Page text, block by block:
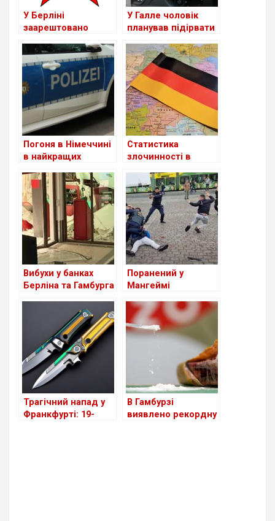
У Берліні
заарештовано
Червоної Армії”, яку
розшукували понад
30 років
У Галле чоловік
планував підірвати
мігрантами
Погоня в Німеччині
в найкращих
Speed
Статистика
злочинності в
на мігрантах чи
комплексний
підхід?
Вибухи у банках
Берліна та Гамбурга
Поранений у
Мангеймі
помер в лікарні
Трагічний напад у
Франкфурті: 19-
В Гамбурзі
виявлено рекордну